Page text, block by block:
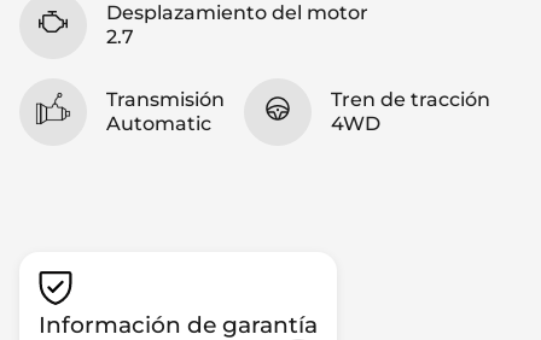
Desplazamiento del motor
2.7
Transmisión
Automatic
Tren de tracción
4WD
Información de garantía